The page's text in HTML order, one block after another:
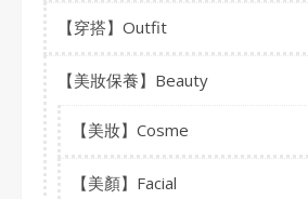
【穿搭】Outfit
【美妝保養】Beauty
【美妝】Cosme
【美顏】Facial